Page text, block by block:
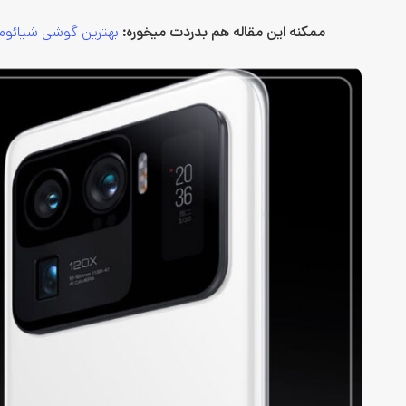
ممکنه این مقاله هم بدردت میخوره: بهترین گوشی